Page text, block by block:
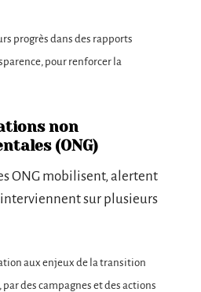
progrès dans des rapports
pour renforcer la
non
(ONG)
ONG mobilisent, alertent
sur plusieurs
aux enjeux de la transition
des campagnes et des actions